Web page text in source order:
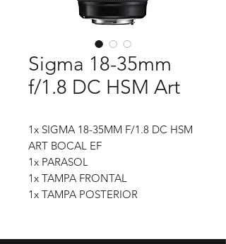
Sigma 18-35mm
f/1.8 DC HSM Art
1x SIGMA 18-35MM F/1.8 DC HSM
ART BOCAL EF
1x PARASOL
1x TAMPA FRONTAL
1x TAMPA POSTERIOR